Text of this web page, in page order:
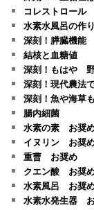
コレストロール
水素水風呂の作
深刻！膵臓機能
結核と血糖値
深刻！もはや
深刻！現代農法
深刻！魚や海草
腸内細菌
水素の素 お奨
イヌリン お奨
重曹 お奨め
クエン酸 お奨
水素風呂 お奨
水素水発生器